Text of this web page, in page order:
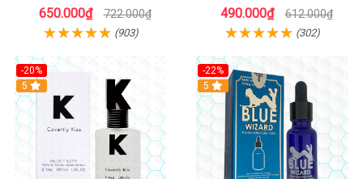
Quyền
650.000₫ 722.000₫
(903)
mẽ
490.000₫ 612.000₫
(302)
-20%
5
-22%
5